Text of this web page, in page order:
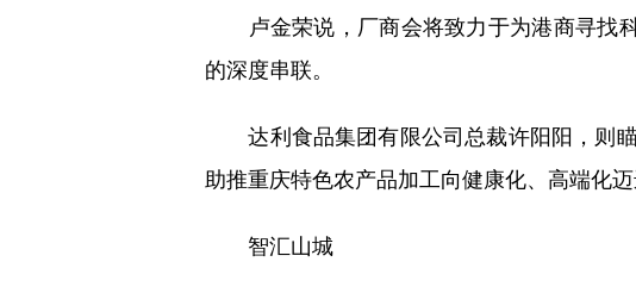
卢金荣说，厂商会将致力于为港商寻找科
的深度串联。
达利食品集团有限公司总裁许阳阳，则瞄
助推重庆特色农产品加工向健康化、高端化
智汇山城